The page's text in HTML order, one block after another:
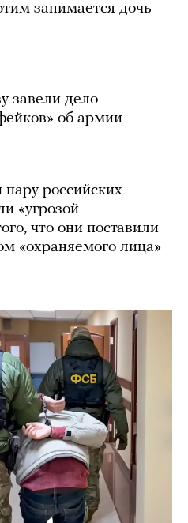
занимается дочь
завели дело
об армии
российских
«угрозой
что они поставили
«охраняемого лица»